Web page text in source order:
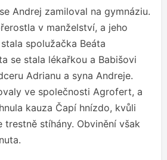
Andrej zamiloval na gymnáziu.
v manželství, a jeho
spolužačka Beáta
se stala lékařkou a Babišovi
Adrianu a syna Andreje.
ve společnosti Agrofert, a
kauza Čapí hnízdo, kvůli
stíhány. Obvinění však